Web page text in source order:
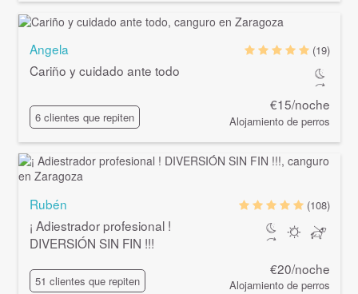
Angela
Cariño y cuidado ante todo
6 clientes que repiten
(19)
€15/noche
Alojamiento de perros
Rubén
¡ Adiestrador profesional !
DIVERSIÓN SIN FIN !!!
51 clientes que repiten
(108)
€20/noche
Alojamiento de perros